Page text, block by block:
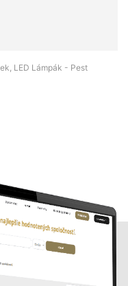
LED Lámpák - Pest